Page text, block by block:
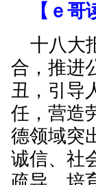
【ｅ哥
十八大
合，推进
丑，引导
任，营造
德领域突
诚信、社